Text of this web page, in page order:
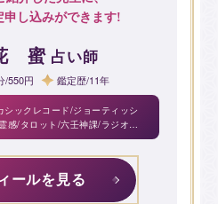
申し込みができます!
蜜 占い師
/550円 鑑定歴/11年
シックレコード/ジョーティッシ
感/タロット/六壬神課/ラジオニ
(波動調整)/西洋占星術/諸葛亮易/
/自動筆記/ツインレイ
ールを見る